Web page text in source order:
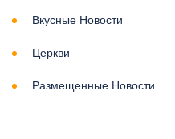
Вкусные Новости
Церкви
Размещенные Новости